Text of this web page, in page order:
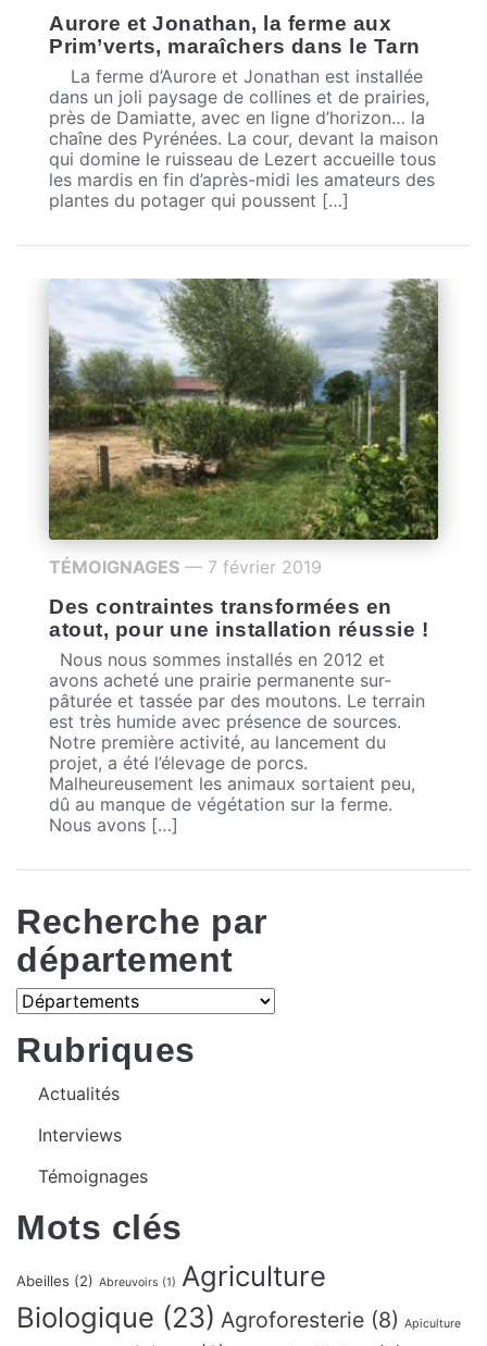
Aurore et Jonathan, la ferme aux
Prim’verts, maraîchers dans le Tarn
La ferme d’Aurore et Jonathan est installée
dans un joli paysage de collines et de prairies,
près de Damiatte, avec en ligne d’horizon… la
chaîne des Pyrénées. La cour, devant la maison
qui domine le ruisseau de Lezert accueille tous
les mardis en fin d’après-midi les amateurs des
plantes du potager qui poussent […]
TÉMOIGNAGES — 7 février 2019
Des contraintes transformées en
atout, pour une installation réussie !
Nous nous sommes installés en 2012 et
avons acheté une prairie permanente sur-
pâturée et tassée par des moutons. Le terrain
est très humide avec présence de sources.
Notre première activité, au lancement du
projet, a été l’élevage de porcs.
Malheureusement les animaux sortaient peu,
dû au manque de végétation sur la ferme.
Nous avons […]
Recherche par
département
Rubriques
Actualités
Interviews
Témoignages
Mots clés
Abeilles (2) Abreuvoirs (1) Agriculture
Biologique (23) Agroforesterie (8) Apiculture